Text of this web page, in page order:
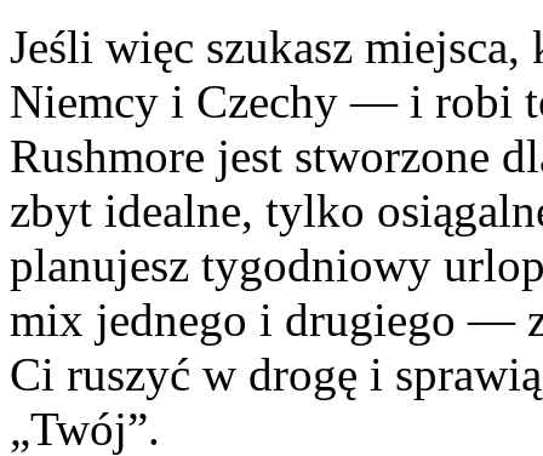
Jeśli więc szukasz
Niemcy i Czechy — i robi
Rushmore jest stworzone
zbyt idealne, tylko
planujesz tygodniowy
mix jednego i drugiego —
Ci ruszyć w drogę i
„Twój”.